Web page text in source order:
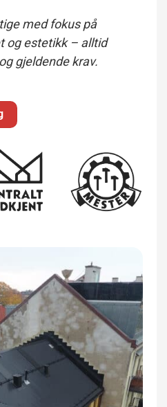
med fokus på
og estetikk – alltid
gjeldende krav.